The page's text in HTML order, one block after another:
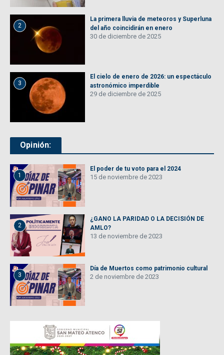
2
La primera lluvia de meteoros y Superluna
del año coincidirán en enero
30 de diciembre de 2025
3
El cielo de enero de 2026: un espectáculo
astronómico imperdible
29 de diciembre de 2025
Opinión:
1
El poder de tu voto para el 2024
15 de noviembre de 2023
2
¿GANO LA PARIDAD O LA DECISIÓN DE
AMLO?
13 de noviembre de 2023
3
Día de Muertos como patrimonio cultural
2 de noviembre de 2023